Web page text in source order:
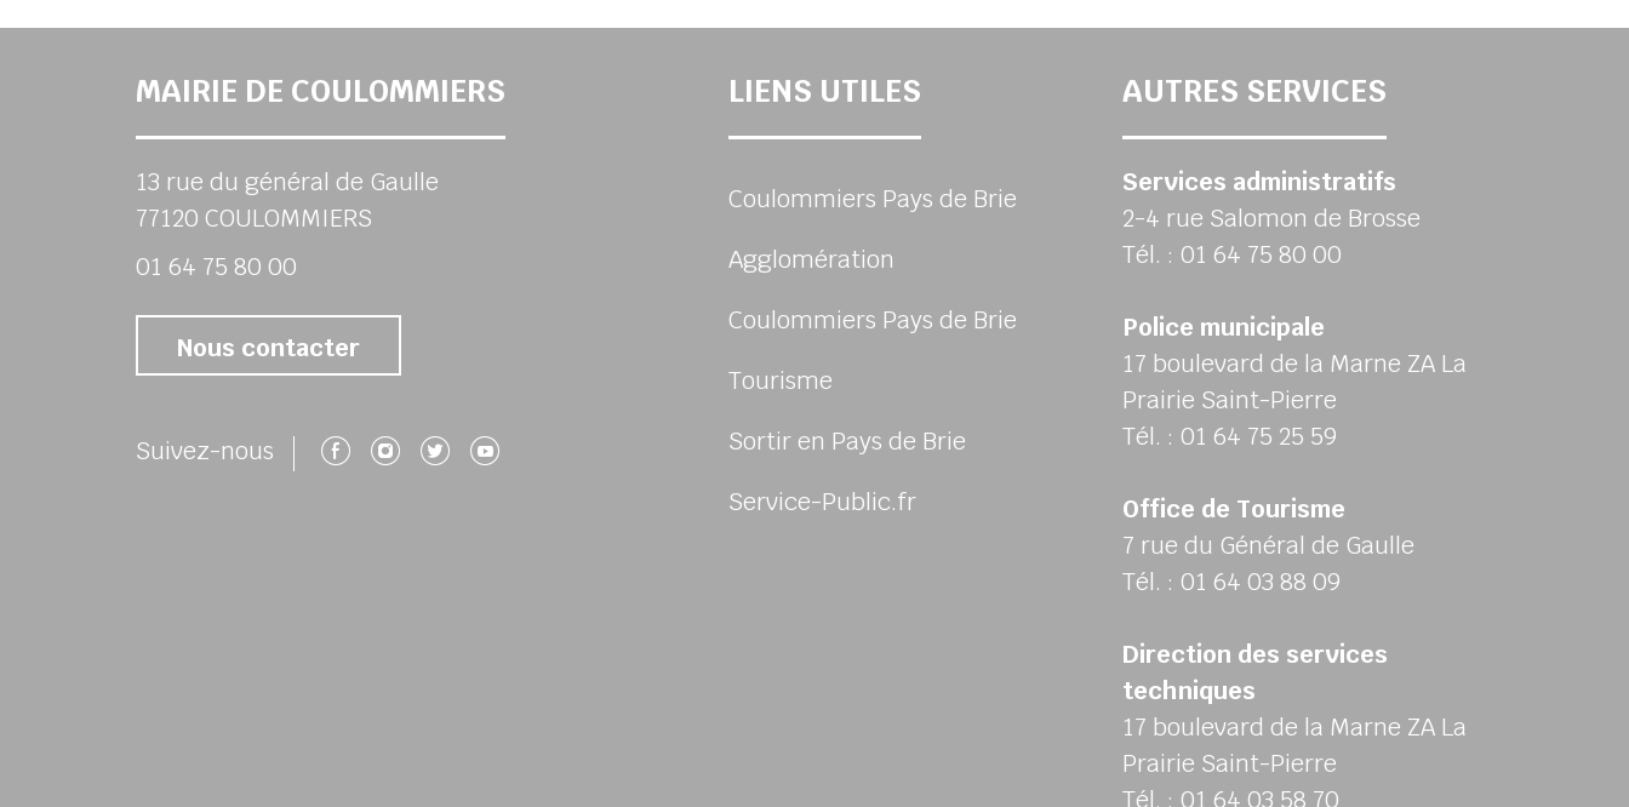
MAIRIE DE COULOMMIERS
13 rue du général de Gaulle
77120 COULOMMIERS
01 64 75 80 00
Nous contacter
Suivez-nous Suivez-nous sur Facebook
Suivez-nous sur Instagram
Suivez-nous sur Twitter
Suivez-nous sur Youtube
LIENS UTILES
Coulommiers Pays de Brie
Agglomération
Coulommiers Pays de Brie
Tourisme
Sortir en Pays de Brie
Service-Public.fr
AUTRES SERVICES
Services administratifs
2-4 rue Salomon de Brosse
Tél. : 01 64 75 80 00
Police municipale
17 boulevard de la Marne ZA La
Prairie Saint-Pierre
Tél. : 01 64 75 25 59
Office de Tourisme
7 rue du Général de Gaulle
Tél. : 01 64 03 88 09
Direction des services
techniques
17 boulevard de la Marne ZA La
Prairie Saint-Pierre
Tél. : 01 64 03 58 70